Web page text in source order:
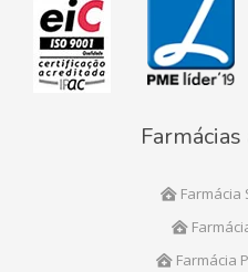
Farmácia
Farmácia